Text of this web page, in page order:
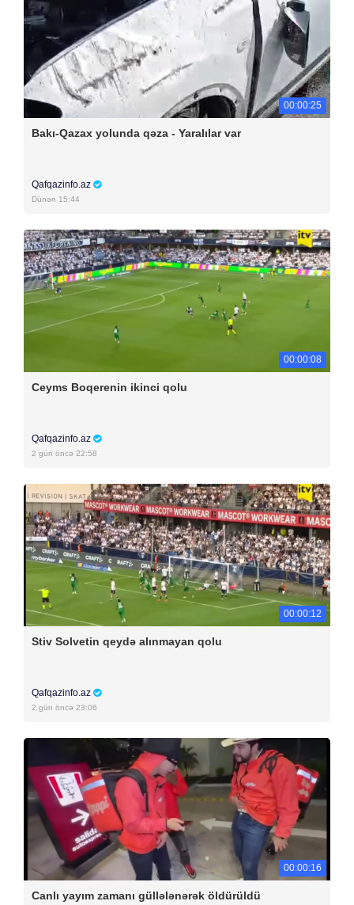
00:00:25
Bakı-Qazax yolunda qəza - Yaralılar var
Qafqazinfo.az
Dünən 15:44
00:00:08
Ceyms Boqerenin ikinci qolu
Qafqazinfo.az
2 gün öncə 22:58
00:00:12
Stiv Solvetin qeydə alınmayan qolu
Qafqazinfo.az
2 gün öncə 23:06
00:00:16
Canlı yayım zamanı güllələnərək öldürüldü